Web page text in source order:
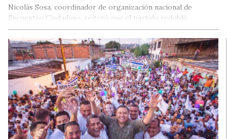
Nicolás Sosa, coordinador de organización nacional de
Encuentro Ciudadano, reiteró que el partido redobló
esfuerzo organizativo y electoral de cara…